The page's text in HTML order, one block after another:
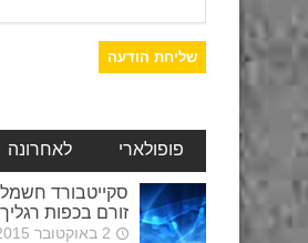
פופולארי לאחרונה
זורם בכפות
2 באוקטובר 2015